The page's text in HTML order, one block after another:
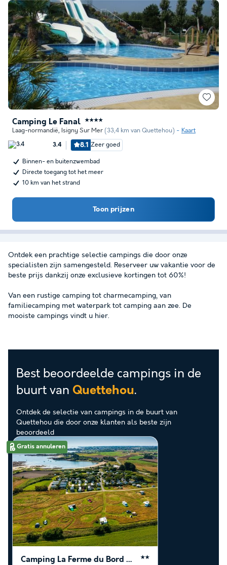
Camping Le Fanal ★★★★
Laag-normandië, Isigny Sur Mer (33,4 km van Quettehou) Kaart
3.4 8.1 Zeer goed
Binnen- en buitenzwembad
Directe toegang tot het meer
10 km van het strand
Toon prijzen
Ontdek een prachtige selectie campings die door onze
specialisten zijn samengesteld. Reserveer uw vakantie voor de
beste prijs dankzij onze exclusieve kortingen tot 60%!
Van een rustige camping tot charmecamping, van
familiecamping met waterpark tot camping aan zee. De
mooiste campings vindt u hier.
Best beoordeelde campings in de
buurt van Quettehou.
Ontdek de selectie van campings in de buurt van
Quettehou die door onze klanten als beste zijn
beoordeeld
Gratis annuleren
Camping La Ferme du Bord de Mer ★★